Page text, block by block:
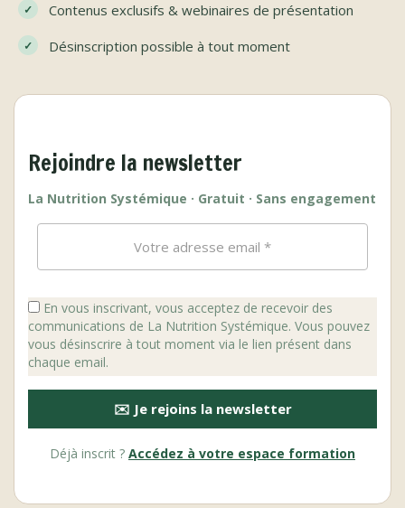
Contenus exclusifs & webinaires de présentation
Désinscription possible à tout moment
Rejoindre la newsletter
La Nutrition Systémique · Gratuit · Sans engagement
En vous inscrivant, vous acceptez de recevoir des
communications de La Nutrition Systémique. Vous pouvez
vous désinscrire à tout moment via le lien présent dans
chaque email.
✉️ Je rejoins la newsletter
Déjà inscrit ? Accédez à votre espace formation